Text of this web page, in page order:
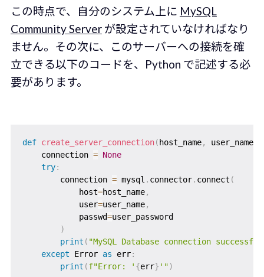
この時点で、自分のシステム上に MySQL
Community Serverが設定されていなければなり
ません。その次に、このサーバーへの接続を確
立できる以下のコードを、Python で記述する必
要があります。
def create_server_connection( host_name, user_name,
    connection
= None
try:
        connection
= mysql . connector. connect (
            host
=host_name,
            user
=user_name,
            passwd
=user_password
)
print ( "MySQL Database connection
except Error as err:
print (f"Error: ' {err} '")